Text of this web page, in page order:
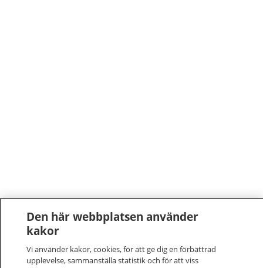
Den här webbplatsen använder
kakor
Vi använder kakor, cookies, för att ge dig en förbättrad
upplevelse, sammanställa statistik och för att viss